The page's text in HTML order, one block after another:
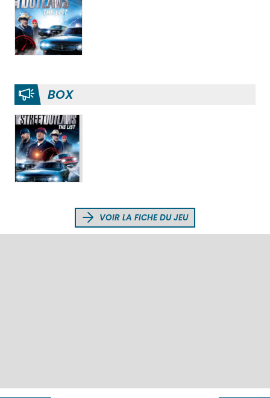
BOX
VOIR LA FICHE DU JEU